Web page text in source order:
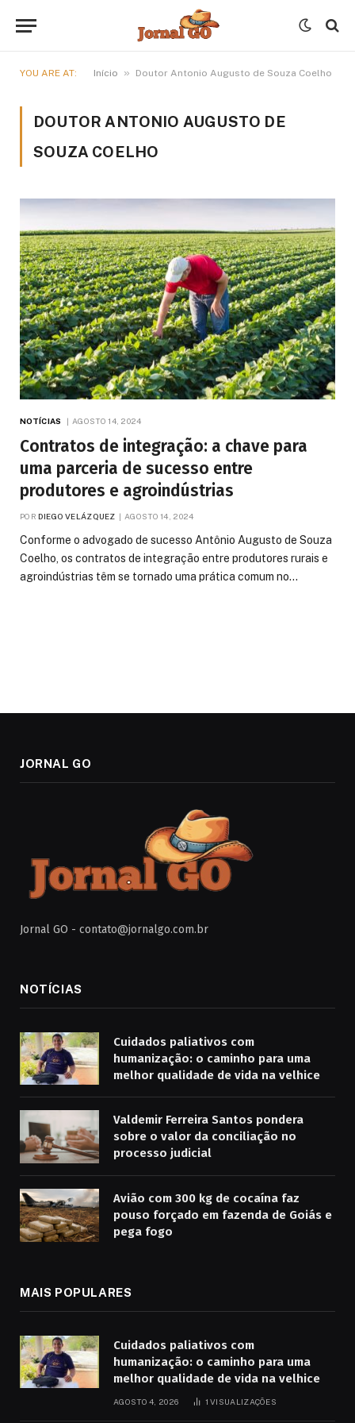
YOU ARE AT: Início » Doutor Antonio Augusto de Souza Coelho
DOUTOR ANTONIO AUGUSTO DE
SOUZA COELHO
NOTÍCIAS AGOSTO 14, 2024
Contratos de integração: a chave para
uma parceria de sucesso entre
produtores e agroindústrias
POR DIEGO VELÁZQUEZ AGOSTO 14, 2024
Conforme o advogado de sucesso Antônio Augusto de Souza
Coelho, os contratos de integração entre produtores rurais e
agroindústrias têm se tornado uma prática comum no…
JORNAL GO
Jornal GO - contato@jornalgo.com.br
NOTÍCIAS
Cuidados paliativos com
humanização: o caminho para uma
melhor qualidade de vida na velhice
Valdemir Ferreira Santos pondera
sobre o valor da conciliação no
processo judicial
Avião com 300 kg de cocaína faz
pouso forçado em fazenda de Goiás e
pega fogo
MAIS POPULARES
Cuidados paliativos com
humanização: o caminho para uma
melhor qualidade de vida na velhice
AGOSTO 4, 2026 1VISUALIZAÇÕES